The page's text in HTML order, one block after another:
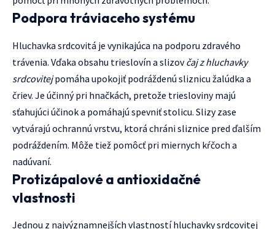
Podpora tráviaceho systému
Hluchavka srdcovitá je vynikajúca na podporu zdravého
trávenia. Vďaka obsahu trieslovín a slizovčaj z hluchavky
srdcovitejpomáha upokojiť podráždenú sliznicu žalúdka a
čriev. Je účinný pri hnačkách, pretože triesloviny majú
sťahujúci účinok a pomáhajú spevniť stolicu. Slizy zase
vytvárajú ochrannú vrstvu, ktorá chráni sliznice pred ďalším
podráždením. Môže tiež pomôcť pri miernych kŕčoch a
nadúvaní.
Protizápalové a antioxidačné
vlastnosti
Jednou z najvýznamnejších vlastností hluchavky srdcovitej